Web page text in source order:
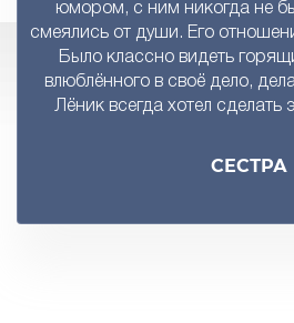
юмором, с ним никогда не
смеялись от души. Его
Было классно видеть
влюблённого в своё дело,
Лёник всегда хотел сделать
СЕСТРА